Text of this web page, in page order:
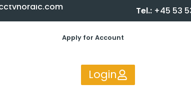
Tel.: +45 53
Apply for Account
Login